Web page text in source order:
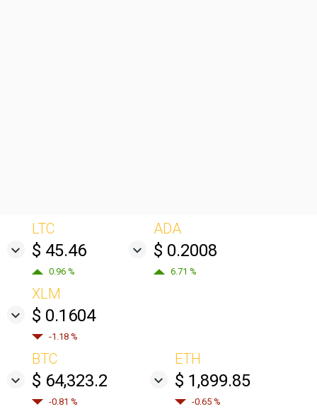
LTC
$ 45.46
0.96 %
ADA
$ 0.2008
6.71 %
XLM
$ 0.1604
-1.18 %
BTC
$ 64,323.2
-0.81 %
ETH
$ 1,899.85
-0.65 %